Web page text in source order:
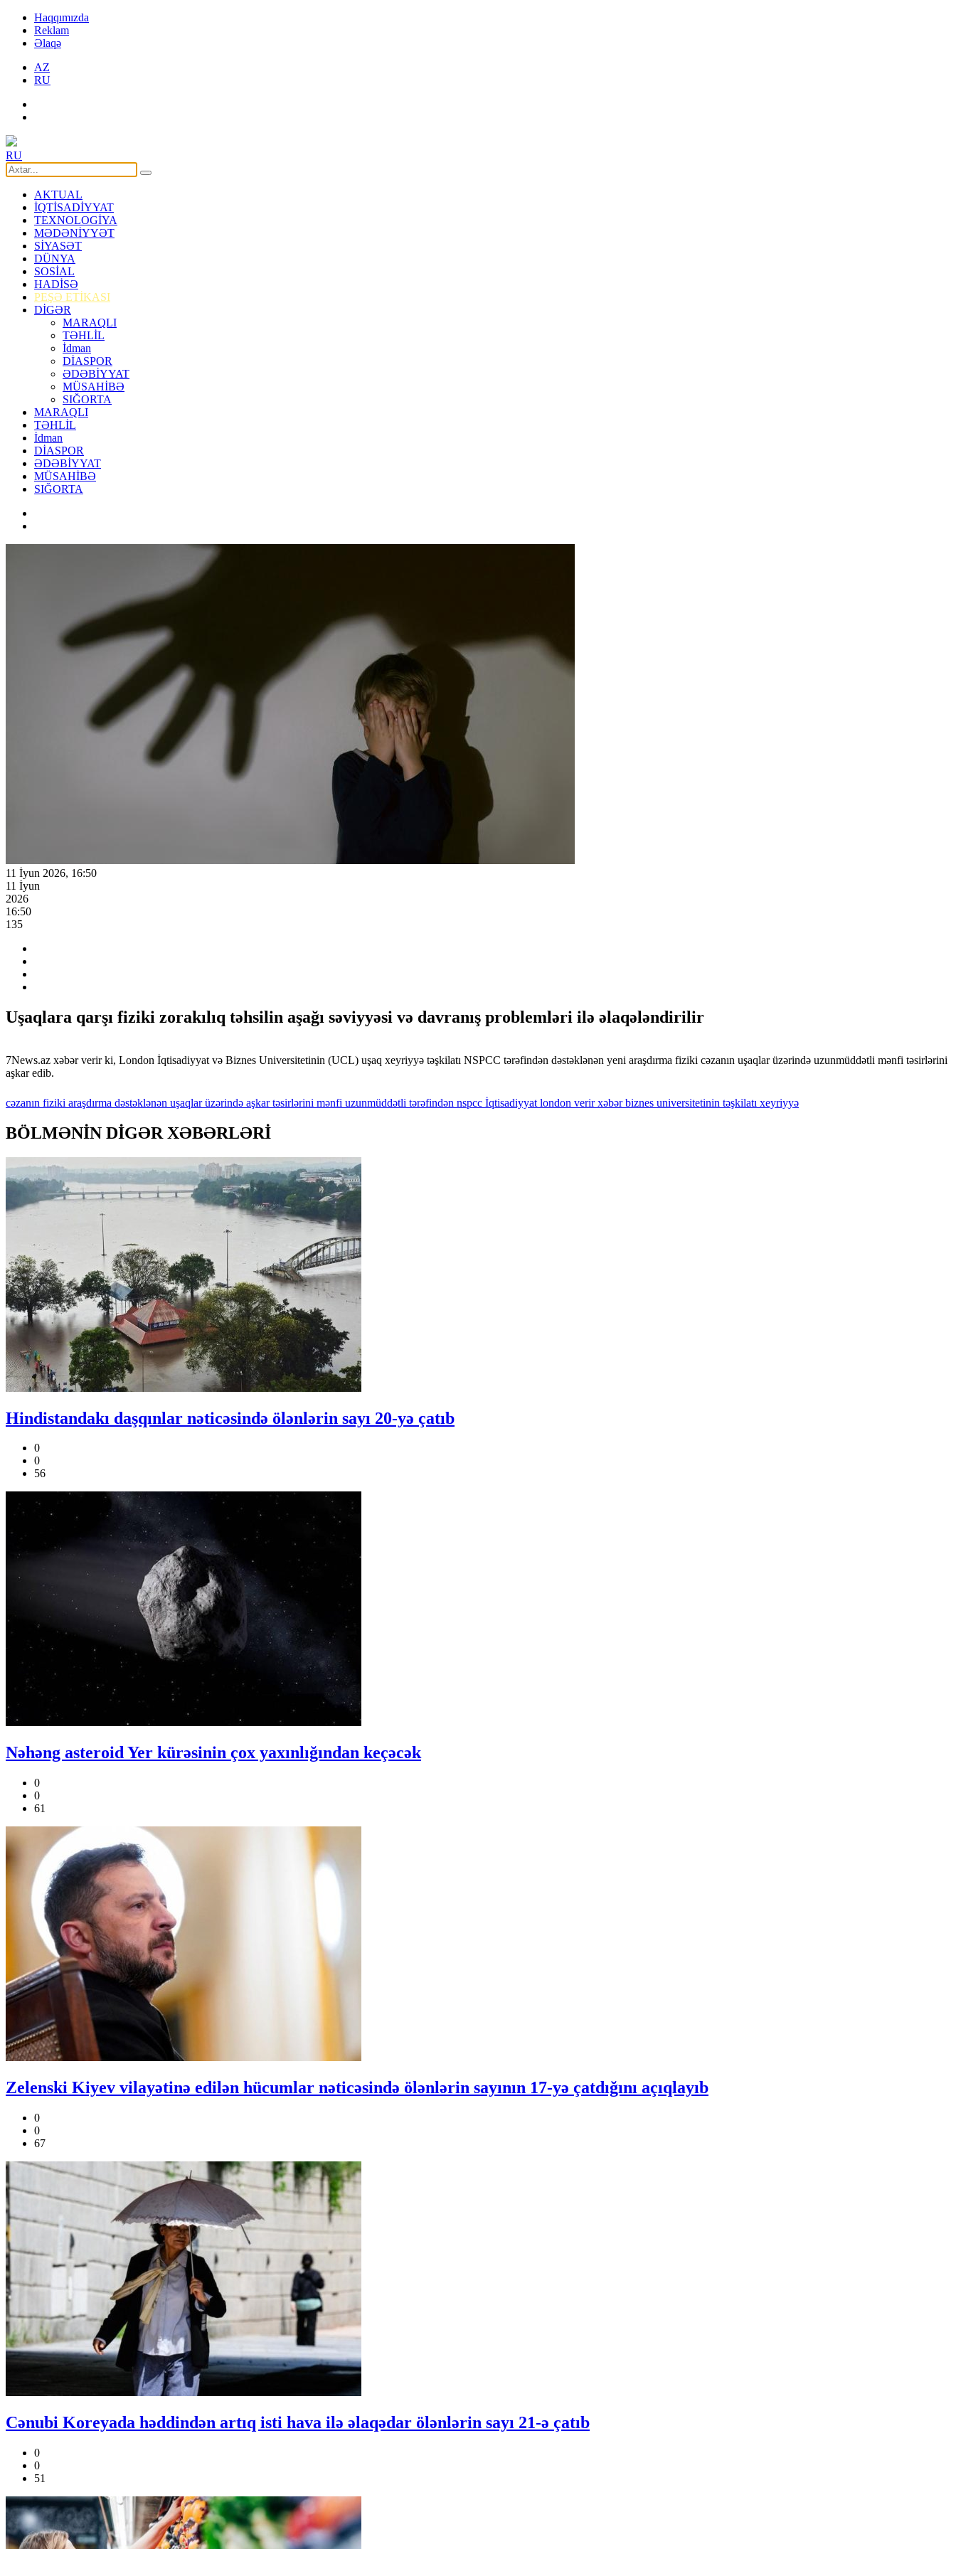
Haqqımızda
Reklam
Əlaqə
AZ
RU
RU
AKTUAL
İQTİSADİYYAT
TEXNOLOGİYA
MƏDƏNİYYƏT
SİYASƏT
DÜNYA
SOSİAL
HADİSƏ
PEŞƏ ETİKASI
DİGƏR
MARAQLI
TƏHLİL
İdman
DİASPOR
ƏDƏBİYYAT
MÜSAHİBƏ
SIĞORTA
MARAQLI
TƏHLİL
İdman
DİASPOR
ƏDƏBİYYAT
MÜSAHİBƏ
SIĞORTA
11 İyun 2026, 16:50
11 İyun
2026
16:50
135
Uşaqlara qarşı fiziki zorakılıq təhsilin aşağı səviyyəsi və davranış problemləri ilə əlaqələndirilir
7News.az xəbər verir ki, London İqtisadiyyat və Biznes Universitetinin (UCL) uşaq xeyriyyə təşkilatı NSPCC tərəfindən dəstəklənən yeni araşdırma fiziki cəzanın uşaqlar üzərində uzunmüddətli mənfi təsirlərini
aşkar edib.
cəzanın fiziki araşdırma dəstəklənən uşaqlarüzərində aşkartəsirlərini mənfi uzunmüddətli tərəfindən nspcc İqtisadiyyat london verirxəbərbiznes universitetinin təşkilatı xeyriyyə
BÖLMƏNİN DİGƏR XƏBƏRLƏRİ
Hindistandakı daşqınlar nəticəsində ölənlərin sayı 20-yə çatıb
0
0
56
Nəhəng asteroid Yer kürəsinin çox yaxınlığından keçəcək
0
0
61
Zelenski Kiyev vilayətinə edilən hücumlar nəticəsində ölənlərin sayının 17-yə çatdığını açıqlayıb
0
0
67
Cənubi Koreyada həddindən artıq isti hava ilə əlaqədar ölənlərin sayı 21-ə çatıb
0
0
51